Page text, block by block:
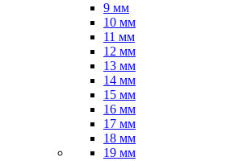
9 мм
10 мм
11 мм
12 мм
13 мм
14 мм
15 мм
16 мм
17 мм
18 мм
19 мм